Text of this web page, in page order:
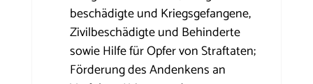
beschädigte und Kriegsgefangene,
Zivilbeschädigte und Behinderte
sowie Hilfe für Opfer von Straftaten;
Förderung des Andenkens an